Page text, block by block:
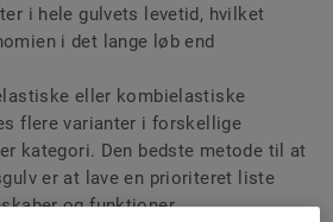
i hele gulvets levetid, hvilket
i det lange løb end
eller kombielastiske
flere varianter i forskellige
kategori. Den bedste metode til at
er at lave en prioriteret liste
og funktioner.